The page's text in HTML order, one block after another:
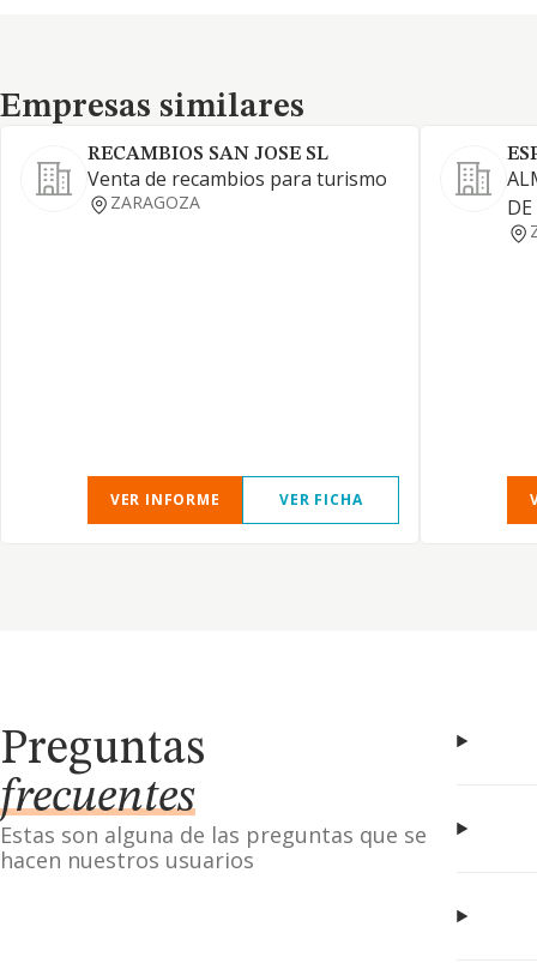
Empresas similares
Empresas similares
RECAMBIOS SAN JOSE SL
Venta de recambios para turismo
ZARAGOZA
VER INFORME VER FICHA
Preguntas
frecuentes
Estas son alguna de las preguntas que se
hacen nuestros usuarios